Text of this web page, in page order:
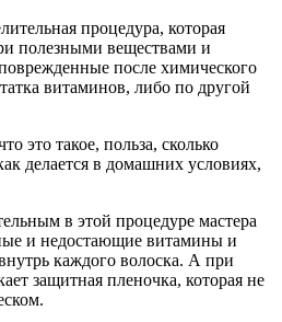
процедура, которая
полезными веществами и
после химического
витаминов, либо по другой
в этой процедуре мастера
и недостающие витамины и
каждого волоска. А при
защитная пленочка, которая не